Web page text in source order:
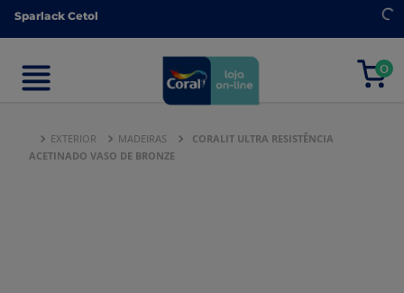
Sparlack Cetol
0
Sparlack Cetol
0
EXTERIOR MADEIRAS
CORALIT ULTRA RESISTÊNCIA
ACETINADO VASO DE BRONZE